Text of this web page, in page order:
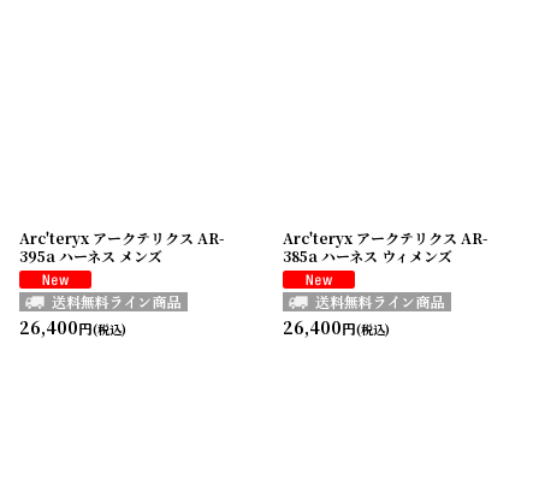
Arc'teryx アークテリクス AR-
395a ハーネス メンズ
26,400円(税込)
Arc'teryx アークテリクス AR-
385a ハーネス ウィメンズ
26,400円(税込)